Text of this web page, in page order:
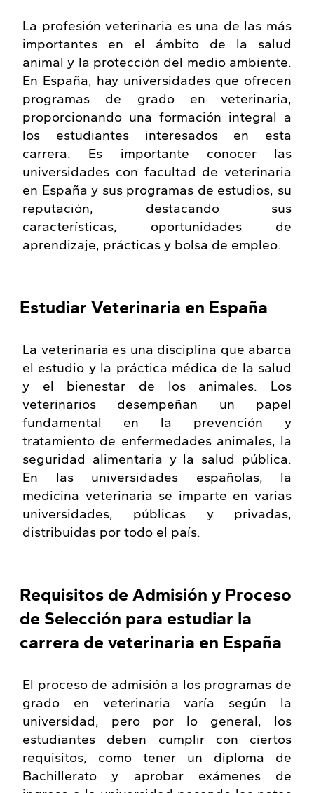
La profesión veterinaria es una de las más
importantes en el ámbito de la salud
animal y la protección del medio ambiente.
En España, hay universidades que ofrecen
programas de grado en veterinaria,
proporcionando una formación integral a
los estudiantes interesados en esta
carrera. Es importante conocer las
universidades con facultad de veterinaria
en España y sus programas de estudios, su
reputación, destacando sus
características, oportunidades de
aprendizaje, prácticas y bolsa de empleo.
Estudiar Veterinaria en España
La veterinaria es una disciplina que abarca
el estudio y la práctica médica de la salud
y el bienestar de los animales. Los
veterinarios desempeñan un papel
fundamental en la prevención y
tratamiento de enfermedades animales, la
seguridad alimentaria y la salud pública.
En las universidades españolas, la
medicina veterinaria se imparte en varias
universidades, públicas y privadas,
distribuidas por todo el país.
Requisitos de Admisión y Proceso
de Selección para estudiar la
carrera de veterinaria en España
El proceso de admisión a los programas de
grado en veterinaria varía según la
universidad, pero por lo general, los
estudiantes deben cumplir con ciertos
requisitos, como tener un diploma de
Bachillerato y aprobar exámenes de